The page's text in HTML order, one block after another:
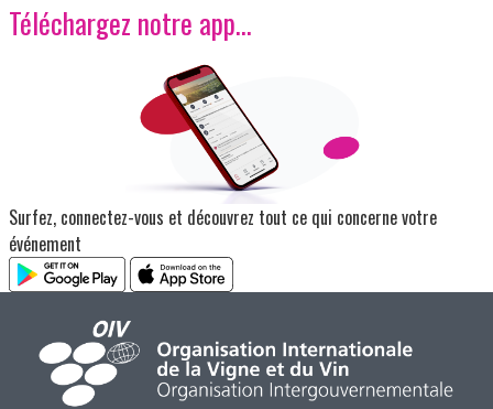
Téléchargez notre app…
Surfez, connectez-vous et découvrez tout ce qui concerne votre
événement